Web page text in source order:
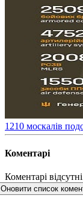
​1210 москалів
Коментарі
Коментарі
Оновити список